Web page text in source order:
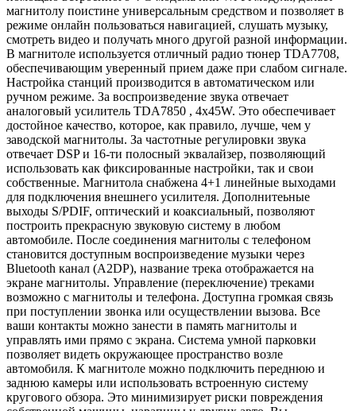
магнитолу поистине универсальным средством и позволяет в
режиме онлайн пользоваться навигацией, слушать музыку,
смотреть видео и получать много другой разной информации.
В магнитоле используется отличный радио тюнер TDA7708,
обеспечивающим уверенный прием даже при слабом сигнале.
Настройка станций производится в автоматическом или
ручном режиме. За воспроизведение звука отвечает
аналоговый усилитель TDA7850 , 4x45W. Это обеспечивает
достойное качество, которое, как правило, лучше, чем у
заводской магнитолы. За частотные регулировки звука
отвечает DSP и 16-ти полосный эквалайзер, позволяющий
использовать как фиксированные настройки, так и свои
собственные. Магнитола снабжена 4+1 линейные выходами
для подключения внешнего усилителя. Дополнитеьные
выходы S/PDIF, оптический и коаксиальный, позволяют
построить прекрасную звуковую систему в любом
автомобиле. После соединения магнитолы с телефоном
становится доступным воспроизведение музыки через
Bluetooth канал (A2DP), название трека отображается на
экране магнитолы. Управление (переключение) треками
возможно с магнитолы и телефона. Доступна громкая связь
при поступлении звонка или осуществлении вызова. Все
ваши контакты можно занести в память магнитолы и
управлять ими прямо с экрана. Система умной парковки
позволяет видеть окружающее пространство возле
автомобиля. К магнитоле можно подключить переднюю и
заднюю камеры или использовать встроенную систему
кругового обзора. Это минимизирует риски повреждения